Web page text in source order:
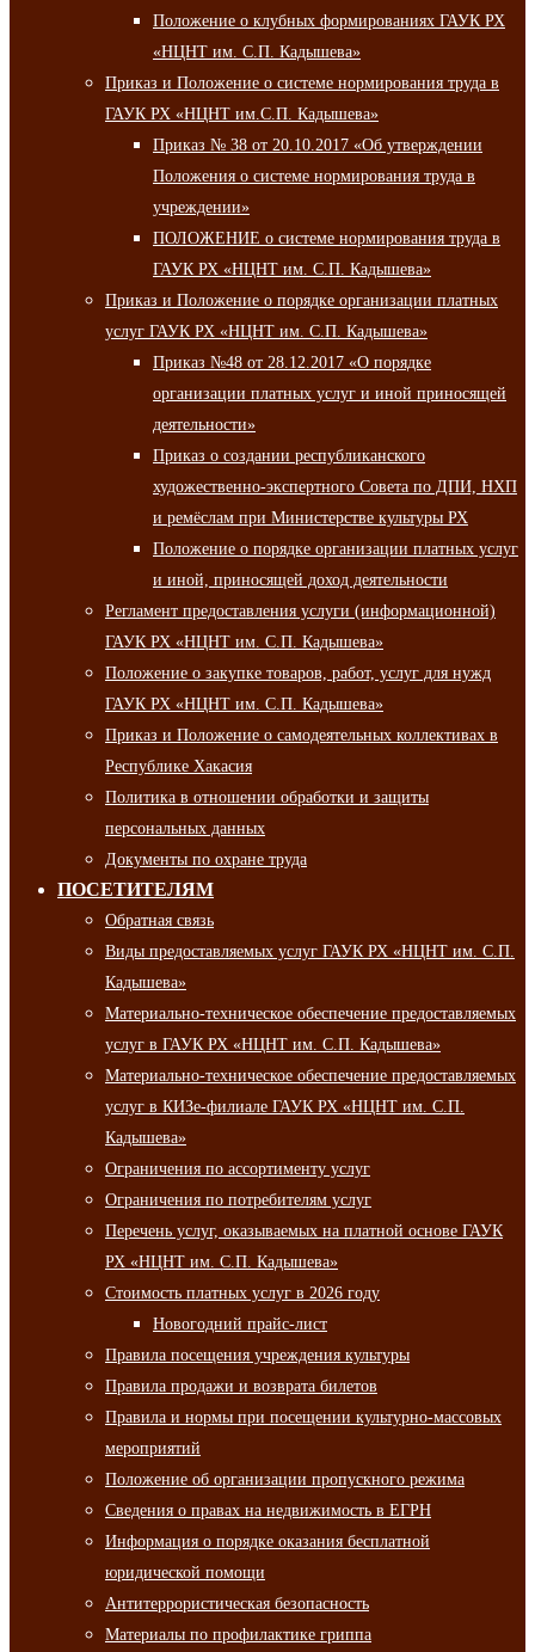
Положение о клубных формированиях ГАУК РХ
«НЦНТ им. С.П. Кадышева»
Приказ и Положение о системе нормирования труда в
ГАУК РХ «НЦНТ им.С.П. Кадышева»
Приказ № 38 от 20.10.2017 «Об утверждении
Положения о системе нормирования труда в
учреждении»
ПОЛОЖЕНИЕ о системе нормирования труда в
ГАУК РХ «НЦНТ им. С.П. Кадышева»
Приказ и Положение о порядке организации платных
услуг ГАУК РХ «НЦНТ им. С.П. Кадышева»
Приказ №48 от 28.12.2017 «О порядке
организации платных услуг и иной приносящей
деятельности»
Приказ о создании республиканского
художественно-экспертного Совета по ДПИ, НХП
и ремёслам при Министерстве культуры РХ
Положение о порядке организации платных услуг
и иной, приносящей доход деятельности
Регламент предоставления услуги (информационной)
ГАУК РХ «НЦНТ им. С.П. Кадышева»
Положение о закупке товаров, работ, услуг для нужд
ГАУК РХ «НЦНТ им. С.П. Кадышева»
Приказ и Положение о самодеятельных коллективах в
Республике Хакасия
Политика в отношении обработки и защиты
персональных данных
Документы по охране труда
ПОСЕТИТЕЛЯМ
Обратная связь
Виды предоставляемых услуг ГАУК РХ «НЦНТ им. С.П.
Кадышева»
Материально-техническое обеспечение предоставляемых
услуг в ГАУК РХ «НЦНТ им. С.П. Кадышева»
Материально-техническое обеспечение предоставляемых
услуг в КИЗе-филиале ГАУК РХ «НЦНТ им. С.П.
Кадышева»
Ограничения по ассортименту услуг
Ограничения по потребителям услуг
Перечень услуг, оказываемых на платной основе ГАУК
РХ «НЦНТ им. С.П. Кадышева»
Стоимость платных услуг в 2026 году
Новогодний прайс-лист
Правила посещения учреждения культуры
Правила продажи и возврата билетов
Правила и нормы при посещении культурно-массовых
мероприятий
Положение об организации пропускного режима
Сведения о правах на недвижимость в ЕГРН
Информация о порядке оказания бесплатной
юридической помощи
Антитеррористическая безопасность
Материалы по профилактике гриппа